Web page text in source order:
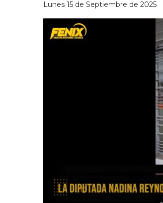
Lunes 15 de Septiembre de 2025